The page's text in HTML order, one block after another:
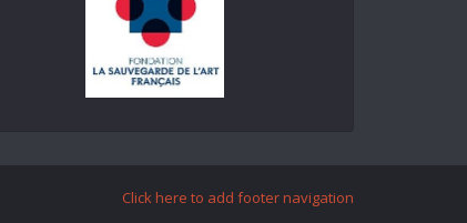
Click here to add footer navigation